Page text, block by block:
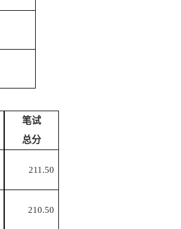
笔试
总分
211.50
210.50